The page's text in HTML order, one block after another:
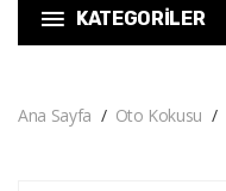
KATEGORİLER
Ana Sayfa Oto Kokusu